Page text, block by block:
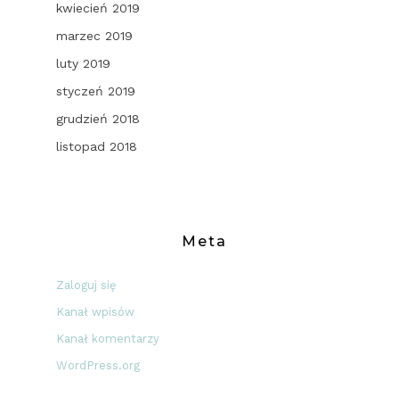
kwiecień 2019
marzec 2019
luty 2019
styczeń 2019
grudzień 2018
listopad 2018
Meta
Zaloguj się
Kanał wpisów
Kanał komentarzy
WordPress.org